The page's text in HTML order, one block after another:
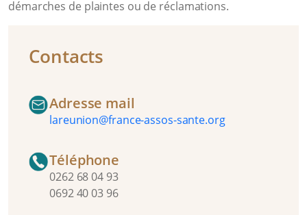
démarches de plaintes ou de réclamations.
Contacts
Adresse mail
lareunion@france-assos-sante.org
Téléphone
0262 68 04 93
0692 40 03 96